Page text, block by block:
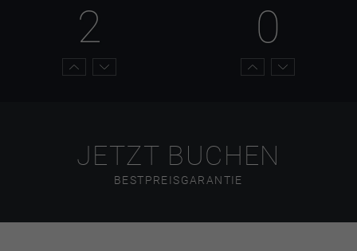
2 0
JETZT BUCHEN
BESTPREISGARANTIE